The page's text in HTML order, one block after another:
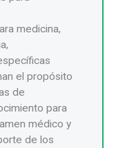
medicina,
el propósito
de
para
médico y
de los